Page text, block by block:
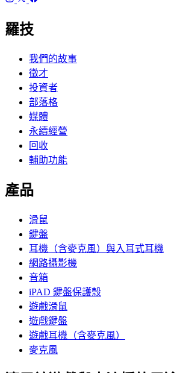
羅技
我們的故事
徵才
投資者
部落格
媒體
永續經營
回收
輔助功能
產品
滑鼠
鍵盤
耳機（含麥克風）與入耳式耳機
網路攝影機
音箱
iPAD 鍵盤保護殼
遊戲滑鼠
遊戲鍵盤
遊戲耳機（含麥克風）
麥克風